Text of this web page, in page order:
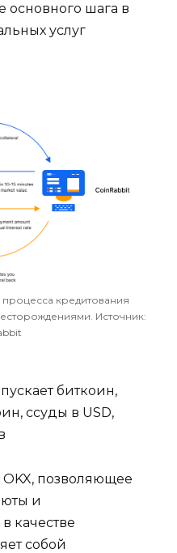
основного шага в
услуг
кредитования
Источник:
биткоин,
ссуды в USD,
позволяющее
и
качестве
собой